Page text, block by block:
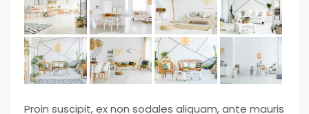
Proin suscipit, ex non sodales aliquam, ante mauris